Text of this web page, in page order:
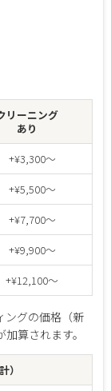
リーニング
あり
+¥3,300～
+¥5,500～
+¥7,700～
+¥9,900～
+¥12,100～
ングの価格（新
算されます。
）